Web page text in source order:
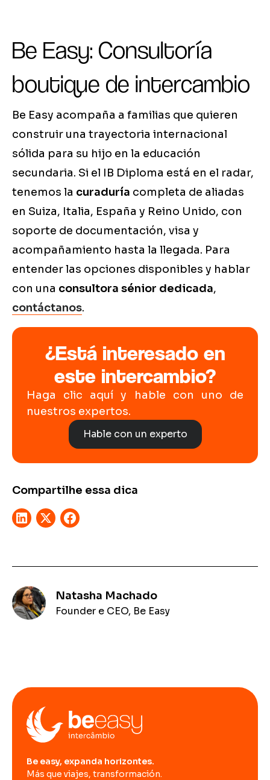
Be Easy: Consultoría
boutique de intercambio
Be Easy acompaña a familias que quieren
construir una trayectoria internacional
sólida para su hijo en la educación
secundaria. Si el IB Diploma está en el radar,
tenemos la curaduría completa de aliadas
en Suiza, Italia, España y Reino Unido, con
soporte de documentación, visa y
acompañamiento hasta la llegada. Para
entender las opciones disponibles y hablar
con una consultora sénior dedicada,
contáctanos.
¿Está interesado en
este intercambio?
Haga clic aquí y hable con uno de
nuestros expertos.
Hable con un experto
Compartilhe essa dica
Natasha Machado
Founder e CEO, Be Easy
Be easy, expanda horizontes.
Más que viajes, transformación.